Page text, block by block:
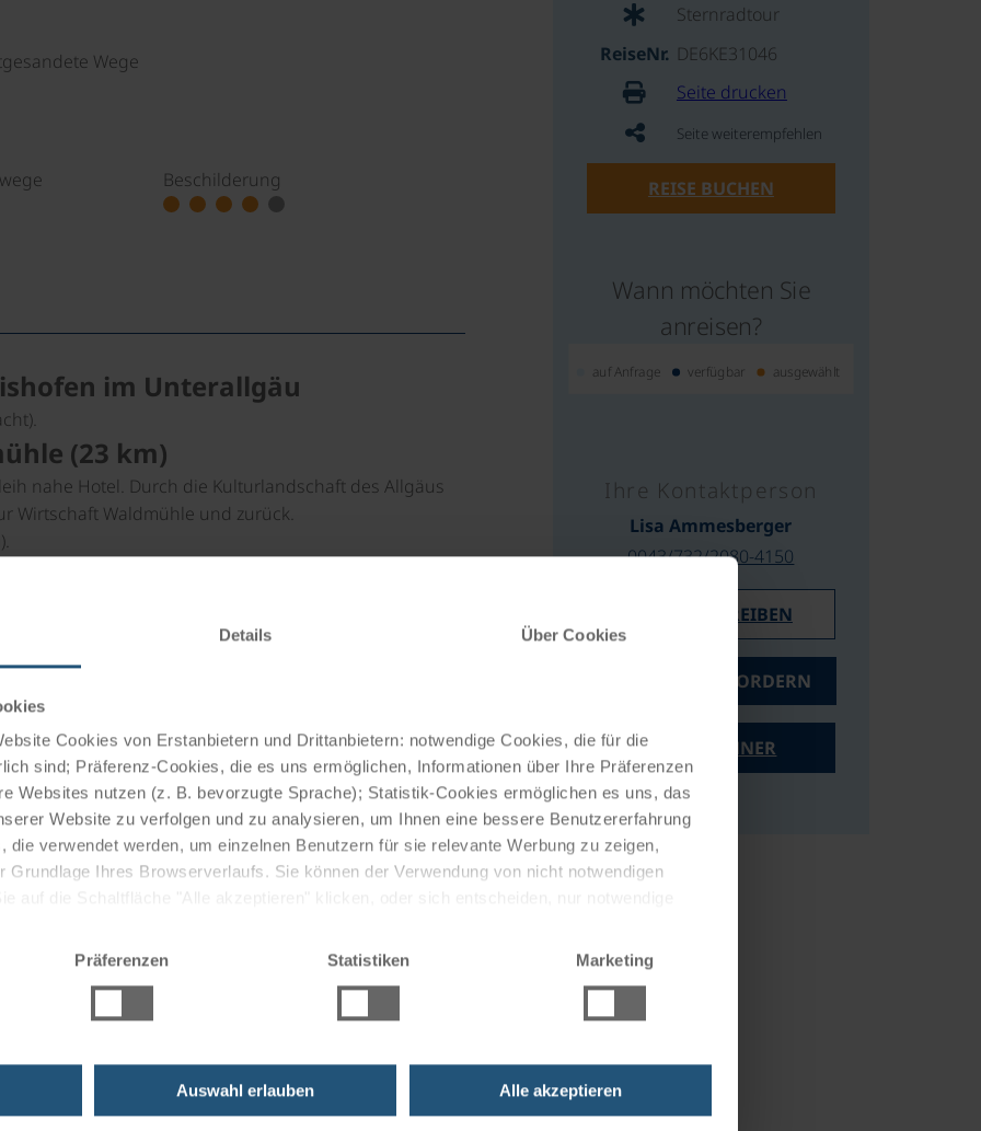
Details Über Cookies
Cookies von Erstanbietern und Drittanbietern: notwendige Cookies, die für die
sind; Präferenz-Cookies, die es uns ermöglichen, Informationen über Ihre Präferenzen
Websites nutzen (z. B. bevorzugte Sprache); Statistik-Cookies ermöglichen es uns, das
Website zu verfolgen und zu analysieren, um Ihnen eine bessere Benutzererfahrung
die verwendet werden, um einzelnen Benutzern für sie relevante Werbung zu zeigen,
Grundlage Ihres Browserverlaufs. Sie können der Verwendung von nicht notwendigen
Präferenzen Statistiken Marketing
Auswahl erlauben Alle akzeptieren
Wege
Beschilderung
im Unterallgäu
(23 km)
nahe Hotel. Durch die Kulturlandschaft des Allgäus
Wirtschaft Waldmühle und zurück.
(30 km)
nach Gammenried und Pforzen und durch kleine
zurück (+ 15 km).
Mindelheim. Am Rückweg vorbei an der bekannten
unterwegs.
(+ 20 km).
Kneippanlage zur Mariengrotte mitten im Wald.
nahe dem Hotel.
Sternradtour
ReiseNr. DE6KE31046
Seite drucken
Seite weiterempfehlen
REISE BUCHEN
Wann möchten Sie
anreisen?
auf Anfrage verfügbar ausgewählt
Ihre Kontaktperson
Lisa Ammesberger
0043/732/2080-4150
E-MAIL SCHREIBEN
ANGEBOT ANFORDERN
PREISRECHNER